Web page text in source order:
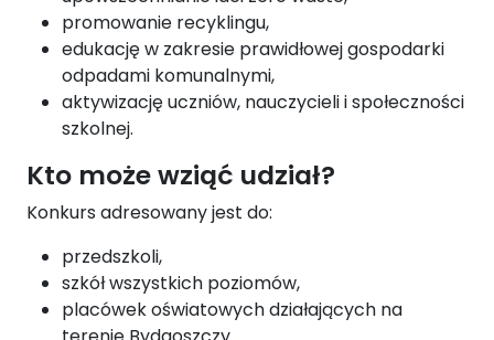
promowanie recyklingu,
edukację w zakresie prawidłowej gospodarki
odpadami komunalnymi,
aktywizację uczniów, nauczycieli i społeczności
szkolnej.
Kto może wziąć udział?
Konkurs adresowany jest do:
przedszkoli,
szkół wszystkich poziomów,
placówek oświatowych działających na